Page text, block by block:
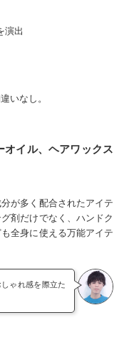
演出
いなし。
イル、ヘアワックス
が多く配合されたアイテ
剤だけでなく、ハンドク
全身に使える万能アイテ
ゃれ感を際立た